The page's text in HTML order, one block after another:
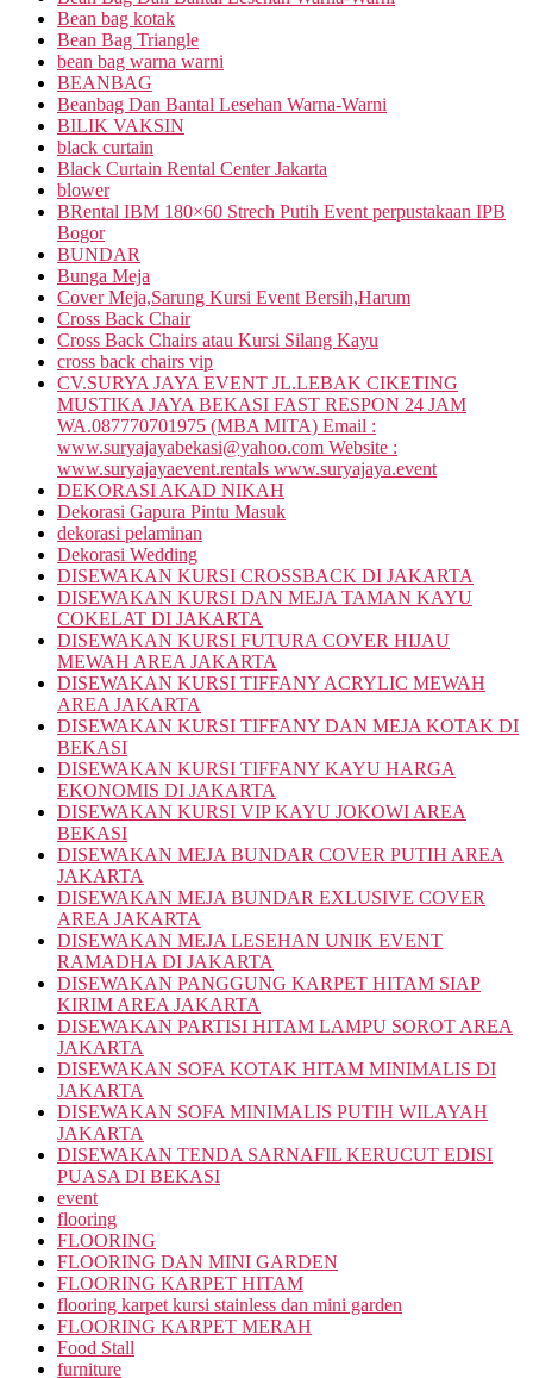
Bean bag kotak
Bean Bag Triangle
bean bag warna warni
BEANBAG
Beanbag Dan Bantal Lesehan Warna-Warni
BILIK VAKSIN
black curtain
Black Curtain Rental Center Jakarta
blower
BRental IBM 180×60 Strech Putih Event perpustakaan IPB
Bogor
BUNDAR
Bunga Meja
Cover Meja,Sarung Kursi Event Bersih,Harum
Cross Back Chair
Cross Back Chairs atau Kursi Silang Kayu
cross back chairs vip
CV.SURYA JAYA EVENT JL.LEBAK CIKETING
MUSTIKA JAYA BEKASI FAST RESPON 24 JAM
WA.087770701975 (MBA MITA) Email :
www.suryajayabekasi@yahoo.com Website :
www.suryajayaevent.rentals www.suryajaya.event
DEKORASI AKAD NIKAH
Dekorasi Gapura Pintu Masuk
dekorasi pelaminan
Dekorasi Wedding
DISEWAKAN KURSI CROSSBACK DI JAKARTA
DISEWAKAN KURSI DAN MEJA TAMAN KAYU
COKELAT DI JAKARTA
DISEWAKAN KURSI FUTURA COVER HIJAU
MEWAH AREA JAKARTA
DISEWAKAN KURSI TIFFANY ACRYLIC MEWAH
AREA JAKARTA
DISEWAKAN KURSI TIFFANY DAN MEJA KOTAK DI
BEKASI
DISEWAKAN KURSI TIFFANY KAYU HARGA
EKONOMIS DI JAKARTA
DISEWAKAN KURSI VIP KAYU JOKOWI AREA
BEKASI
DISEWAKAN MEJA BUNDAR COVER PUTIH AREA
JAKARTA
DISEWAKAN MEJA BUNDAR EXLUSIVE COVER
AREA JAKARTA
DISEWAKAN MEJA LESEHAN UNIK EVENT
RAMADHA DI JAKARTA
DISEWAKAN PANGGUNG KARPET HITAM SIAP
KIRIM AREA JAKARTA
DISEWAKAN PARTISI HITAM LAMPU SOROT AREA
JAKARTA
DISEWAKAN SOFA KOTAK HITAM MINIMALIS DI
JAKARTA
DISEWAKAN SOFA MINIMALIS PUTIH WILAYAH
JAKARTA
DISEWAKAN TENDA SARNAFIL KERUCUT EDISI
PUASA DI BEKASI
event
flooring
FLOORING
FLOORING DAN MINI GARDEN
FLOORING KARPET HITAM
flooring karpet kursi stainless dan mini garden
FLOORING KARPET MERAH
Food Stall
furniture